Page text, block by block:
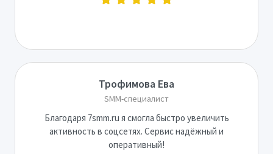
Трофимова Ева
SMM-специалист
Благодаря 7smm.ru я смогла быстро увеличить
активность в соцсетях. Сервис надёжный и
оперативный!